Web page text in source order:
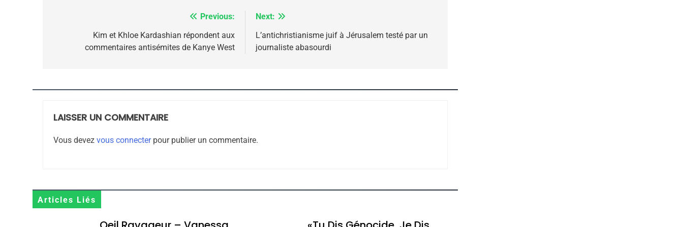
Previous:
Kim et Khloe Kardashian répondent aux
commentaires antisémites de Kanye West
Next:
L’antichristianisme juif à Jérusalem testé par un
journaliste abasourdi
LAISSER UN COMMENTAIRE
Vous devez vous connecterpour publier un commentaire.
Articles Liés
Oeil Ravageur – Vanessa De Loya Stauber
ISRAÉL JUDAISME